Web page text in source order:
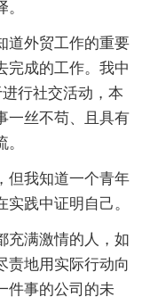
道外贸工作的重要
完成的工作。我中
行社交活动，本
一丝不苟、且具有
但我知道一个青年
践中证明自己。
充满激情的人，如
责地用实际行动向
件事的公司的未